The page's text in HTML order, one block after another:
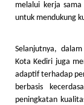
melalui kerja
untuk mendukung
Selanjutnya,
Kota Kediri juga
adaptif terhadap
berbasis
peningkatan